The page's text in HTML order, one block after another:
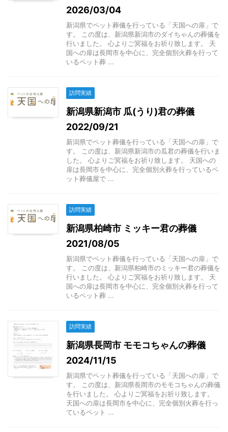
2026/03/04
新潟県でペット葬儀を行っている「天国への扉」で
す。 この度は、新潟県新潟市のダイちゃんの葬儀を
行いました。 心よりご冥福をお祈り致します。 天
国への扉は長岡市を中心に、完全個別火葬を行って
いるペット葬 ...
訪問実績
新潟県新潟市 瓜(うり)君の葬儀
2022/09/21
新潟県でペット葬儀を行っている「天国への扉」で
す。 この度は、新潟県新潟市の瓜君の葬儀を行いま
した。 心よりご冥福をお祈り致します。 天国への
扉は長岡市を中心に、完全個別火葬を行っているペ
ット葬儀屋で ...
訪問実績
新潟県柏崎市 ミッキー君の葬儀
2021/08/05
新潟県でペット葬儀を行っている「天国への扉」で
す。 この度は、新潟県柏崎市のミッキー君の葬儀を
行いました。 心よりご冥福をお祈り致します。 天
国への扉は長岡市を中心に、完全個別火葬を行って
いるペット葬 ...
訪問実績
新潟県長岡市 モモコちゃんの葬儀
2024/11/15
新潟県でペット葬儀を行っている「天国への扉」で
す。 この度は、新潟県長岡市のモモコちゃんの葬儀
を行いました。 心よりご冥福をお祈り致します。
天国への扉は長岡市を中心に、完全個別火葬を行っ
ているペット ...